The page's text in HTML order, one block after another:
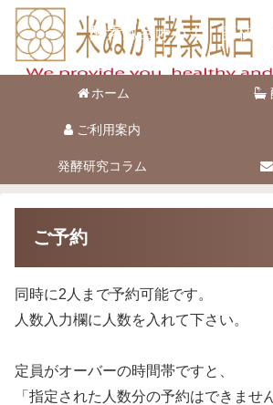
酵素風呂オハナ 藤枝市
ホーム
ご利用案内
発酵研究コラム
ご予約
同時に2人まで予約可能です。
人数入力欄に人数を入れて下さい。
定員がオーバーの時間帯ですと、
「指定された人数分の予約はできませ